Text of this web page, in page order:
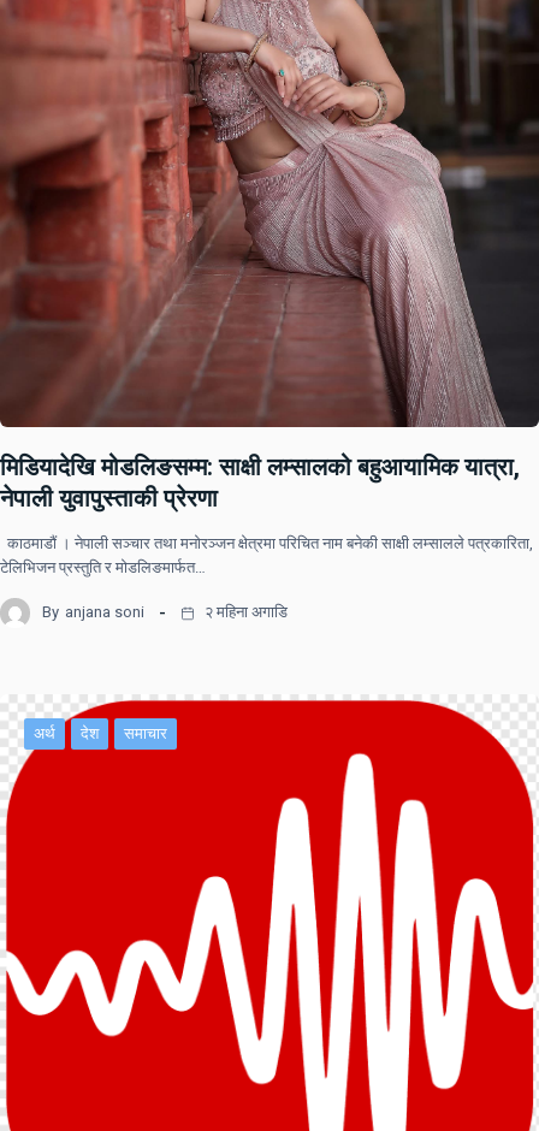
मिडियादेखि मोडलिङसम्म: साक्षी लम्सालको बहुआयामिक यात्रा,
नेपाली युवापुस्ताकी प्रेरणा
काठमाडौं । नेपाली सञ्चार तथा मनोरञ्जन क्षेत्रमा परिचित नाम बनेकी साक्षी लम्सालले पत्रकारिता,
टेलिभिजन प्रस्तुति र मोडलिङमार्फत…
By anjana soni २ महिना अगाडि
अर्थ देश समाचार